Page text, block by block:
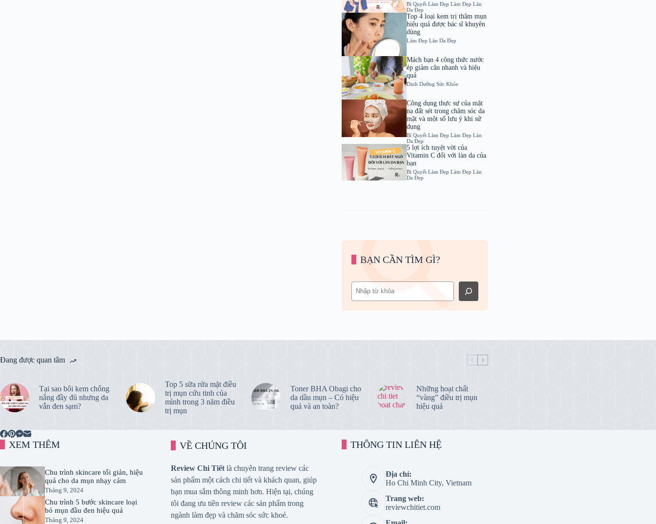
Bí Quyết Làm Đẹp Làm Đẹp Làn
Da Đẹp
Top 4 loại kem trị thâm mụn
hiệu quả được bác sĩ khuyên
dùng
Làm Đẹp Làn Da Đẹp
Mách bạn 4 công thức nước
ép giảm cân nhanh và hiệu
quả
Dinh Dưỡng Sức Khỏe
Công dụng thực sự của mặt
nạ đất sét trong chăm sóc da
mặt và một số lưu ý khi sử
dụng
Bí Quyết Làm Đẹp Làm Đẹp Làn
Da Đẹp
5 lợi ích tuyệt vời của
Vitamin C đối với làn da của
bạn
Bí Quyết Làm Đẹp Làm Đẹp Làn
Da Đẹp
BẠN CẦN TÌM GÌ?
Tìm
kiếm
Đang được quan tâm
Tại sao bôi kem chống
nắng đầy đủ nhưng da
vẫn đen sạm?
Top 5 sữa rửa mặt điều
trị mụn cứu tinh của
mình trong 3 năm điều
trị mụn
Toner BHA Obagi cho
da dầu mụn – Có hiệu
quả và an toàn?
Những hoạt chất
“vàng” điều trị mụn
hiệu quả
XEM THÊM
Chu trình skincare tối giản, hiệu
quả cho da mụn nhạy cảm
Tháng 9, 2024
Chu trình 5 bước skincare loại
bỏ mụn đầu đen hiệu quả
Tháng 9, 2024
VỀ CHÚNG TÔI
Review Chi Tiết là chuyên trang review các
sản phẩm một cách chi tiết và khách quan, giúp
bạn mua sắm thông minh hơn. Hiện tại, chúng
tôi đang ưu tiên review các sản phẩm trong
ngành làm đẹp và chăm sóc sức khoẻ.
THÔNG TIN LIÊN HỆ
Địa chỉ:
Ho Chi Minh City, Vietnam
Trang web:
reviewchitiet.com